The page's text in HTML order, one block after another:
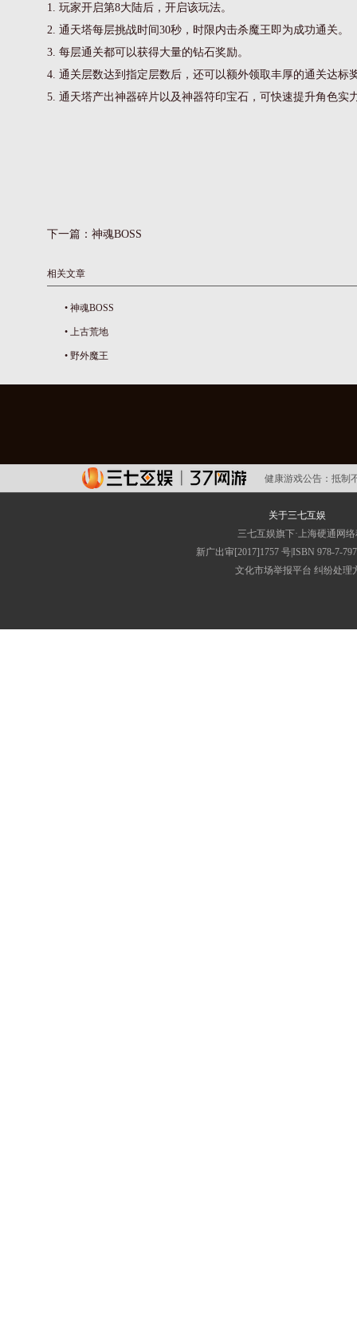
1. 玩家开启第8大陆后，开启该玩法。
2. 通天塔每层挑战时间30秒，时限内击杀魔王即为成功通关。
3. 每层通关都可以获得大量的钻石奖励。
4. 通关层数达到指定层数后，还可以额外领取丰厚的通关达标
5. 通天塔产出神器碎片以及神器符印宝石，可快速提升角色实
下一篇： 神魂BOSS
相关文章
• 神魂BOSS
• 上古荒地
• 野外魔王
健康游戏公告： 抵制
关于三七互娱
三七互娱旗下·上海硬通网
新广出审[2017]1757 号|ISBN 978-7-
文化市场举报平台 纠纷处理